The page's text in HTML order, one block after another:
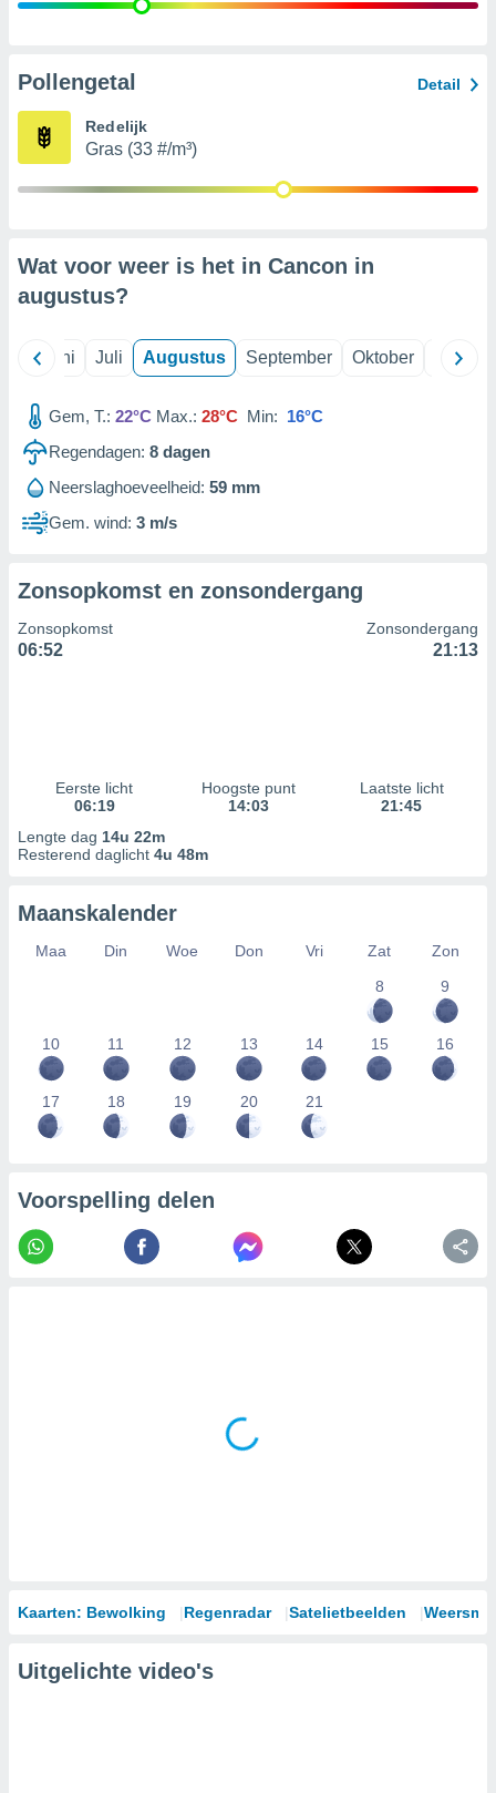
Pollengetal Detail
Redelijk
Gras (33 #/m³)
Wat voor weer is het in Cancon in
augustus?
Juni Juli Augustus September Oktober
Gem, T.: 22°C Max.: 28°C Min: 16°C
Regendagen: 8 dagen
Neerslaghoeveelheid: 59 mm
Gem. wind: 3 m/s
Zonsopkomst en zonsondergang
Zonsopkomst
06:52
Zonsondergang
21:13
Eerste licht
06:19
Hoogste punt
14:03
Laatste licht
21:45
Lengte dag 14u 22m
Resterend daglicht 4u 48m
Maanskalender
Maa Din Woe Don Vri Zat
Zon
8
9
10 11 12 13 14 15 16
17 18 19 20 21
Voorspelling delen
Kaarten: Bewolking Regenradar Satelietbeelden
Uitgelichte video's